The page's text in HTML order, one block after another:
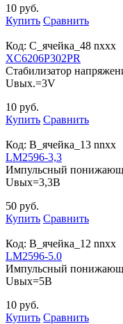
10 руб.
Купить Сравнить
Код: С_ячейка_48 nxxx
XC6206P302PR
Стабилизатор
Uвых.=3V
10 руб.
Купить Сравнить
Код: B_ячейка_13 nnxx
LM2596-3,3
Импульсный
Uвых=3,3В
50 руб.
Купить Сравнить
Код: B_ячейка_12 nnxx
LM2596-5.0
Импульсный
Uвых=5В
10 руб.
Купить Сравнить